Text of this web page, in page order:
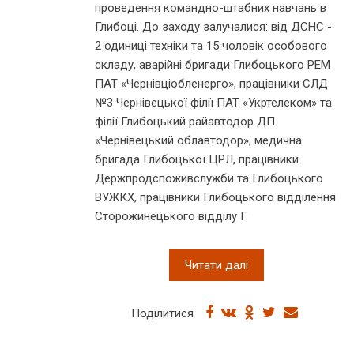
проведення командно-штабних навчань в
Глибоці. До заходу залучалися: від ДСНС -
2 одиниці техніки та 15 чоловік особового
складу, аварійні бригади Глибоцького РЕМ
ПАТ «Чернівціобленерго», працівники СЛД
№3 Чернівецької філії ПАТ «Укртелеком» та
філії Глибоцький райавтодор ДП
«Чернівецький облавтодор», медична
бригада Глибоцької ЦРЛ, працівники
Держпродспоживслужби та Глибоцького
ВУЖКХ, працівники Глибоцького відділення
Сторожинецького відділу Г
Читати далі
Поділитися